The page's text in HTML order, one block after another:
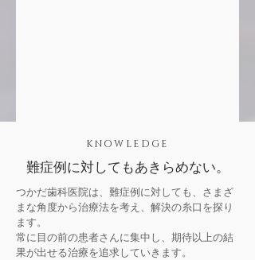
KNOWLEDGE
難症例に対してもあきらめない。
つかだ歯科医院は、難症例に対しても、さまざ
まな角度から治療法を考え、解決の糸口を探り
ます。
常に目の前の患者さんに集中し、期待以上の結
果が出せる治療を追求していきます。